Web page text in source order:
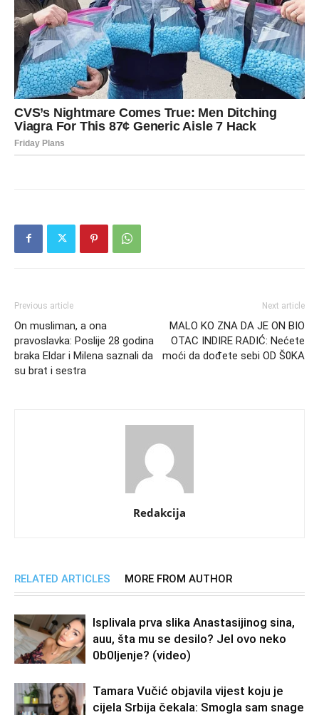
Previous article
On musliman, a ona
pravoslavka: Poslije 28 godina
braka Eldar i Milena saznali da
su brat i sestra
Next article
MALO KO ZNA DA JE ON BIO
OTAC INDIRE RADIĆ: Nećete
moći da dođete sebi OD Š0KA
Redakcija
RELATED ARTICLES MORE FROM AUTHOR
Isplivala prva slika Anastasijinog sina,
auu, šta mu se desilo? Jel ovo neko
0b0Ijenje? (video)
Tamara Vučić objavila vijest koju je
cijela Srbija čekala: Smogla sam snage